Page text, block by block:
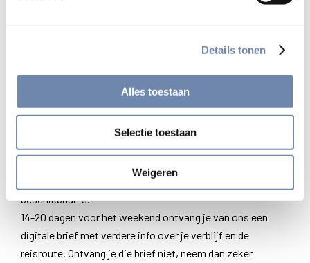
Details tonen
Alles toestaan
Selectie toestaan
Weigeren
​met vermelding “Proeven van goed samenleven’ + je naam”.​
Nog dit…
kostprijs èn de bevestiging van ons dat er nog een kamer
beschikbaar is.
14-20 dagen voor het weekend ontvang je van ons een
digitale brief met verdere info over je verblijf en de
reisroute. Ontvang je die brief niet, neem dan zeker